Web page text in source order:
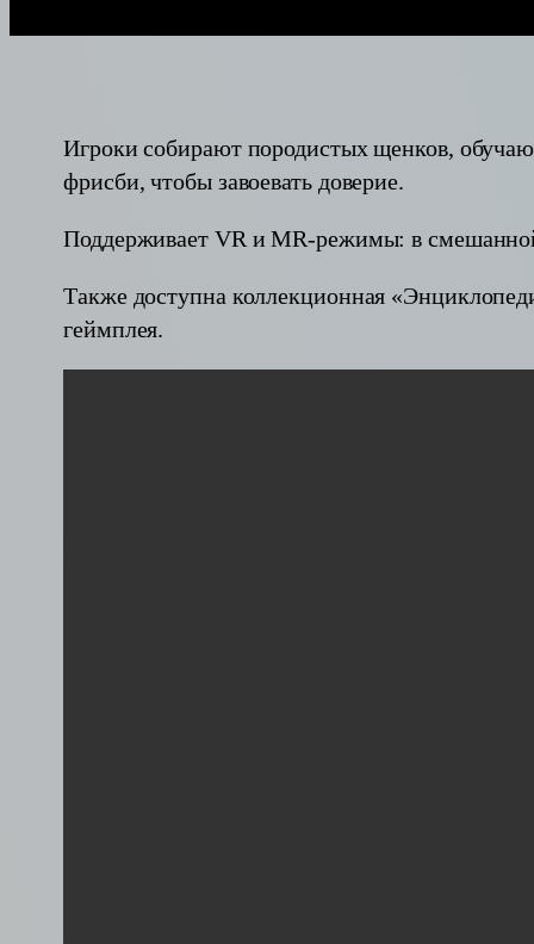
Игроки собирают породистых щенков,
фрисби, чтобы завоевать доверие.
Поддерживает VR и MR-режимы: в
Также доступна коллекционная
геймплея.